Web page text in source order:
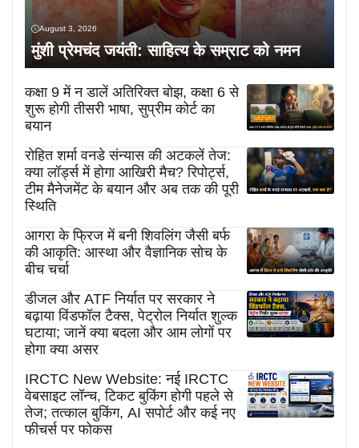
August 3, 2026
मुंशी प्रेमचंद जयंती: साहित्य के सम्राट को नमन
कक्षा 9 में न डालें अतिरिक्त बोझ, कक्षा 6 से
शुरू होगी तीसरी भाषा, सुप्रीम कोर्ट का
बयान
रोहित शर्मा वनडे संन्यास की अटकलें तेज:
क्या लॉर्ड्स में होगा आखिरी मैच? रिपोर्ट्स,
टीम मैनेजमेंट के बयान और अब तक की पूरी
स्थिति
आगरा के फ्रिज में बनी शिवलिंग जैसी बर्फ
की आकृति: आस्था और वैज्ञानिक सोच के
बीच चर्चा
डीजल और ATF निर्यात पर सरकार ने
बढ़ाया विंडफॉल टैक्स, पेट्रोल निर्यात शुल्क
घटाया; जानें क्या बदला और आम लोगों पर
होगा क्या असर
IRCTC New Website: नई IRCTC
वेबसाइट लॉन्च, टिकट बुकिंग होगी पहले से
तेज; तत्काल बुकिंग, AI सपोर्ट और कई नए
फीचर्स पर फोकस